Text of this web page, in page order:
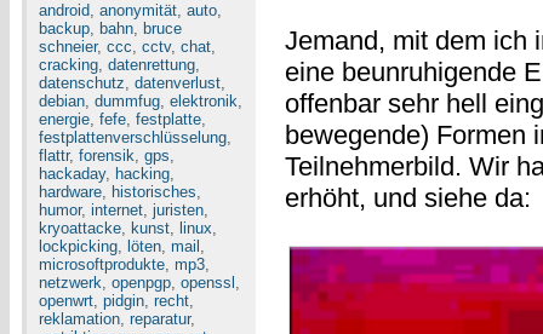
android, anonymität, auto,
backup, bahn, bruce
schneier, ccc, cctv, chat,
cracking, datenrettung,
datenschutz, datenverlust,
debian, dummfug, elektronik,
energie, fefe, festplatte,
festplattenverschlüsselung,
flattr, forensik, gps,
hackaday, hacking,
hardware, historisches,
humor, internet, juristen,
kryoattacke, kunst, linux,
lockpicking, löten, mail ,
microsoftprodukte, mp3,
netzwerk, openpgp, openssl ,
openwrt, pidgin, recht,
reklamation, reparatur,
Jemand, mit dem ich
eine beunruhigende
offenbar sehr hell
bewegende) Formen
Teilnehmerbild. Wir
erhöht, und siehe da: